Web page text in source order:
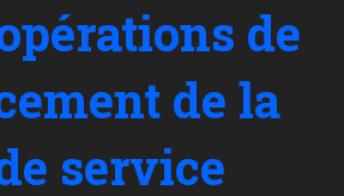
de
de la
service